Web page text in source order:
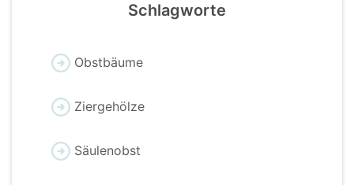
Schlagworte
Obstbäume
Ziergehölze
Säulenobst